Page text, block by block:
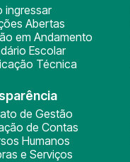
ingressar
Abertas
em Andamento
Escolar
Técnica
de Gestão
de Contas
Humanos
e Serviços